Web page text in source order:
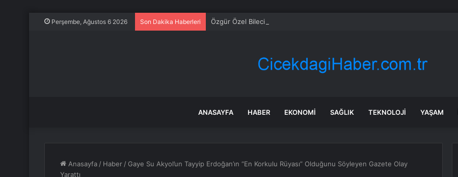
Perşembe, Ağustos 6 2026 Son Dakika Haberleri Özgür Özel Bilecik’te Vatandaşlarla Bir Araya Geldi
ANASAYFA HABER EKONOMI SAĞLIK TEKNOLOJI YAŞAM
Anasayfa / Haber / Gaye Su Akyol’un Tayyip Erdoğan’ın “En Korkulu Rüyası” Olduğunu Söyleyen Gazete Olay
Yarattı